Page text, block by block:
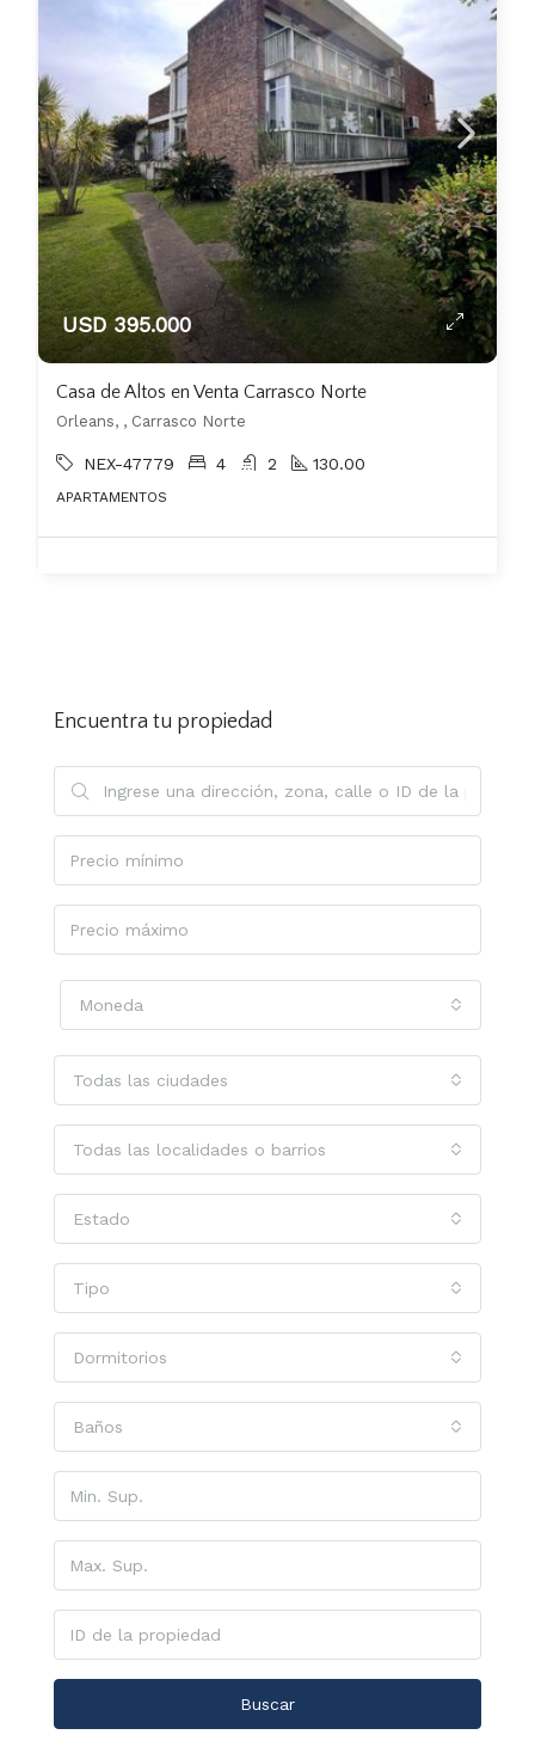
USD 395.000
Casa de Altos en Venta Carrasco Norte
Orleans, , Carrasco Norte
NEX-47779 4 2 130.00
APARTAMENTOS
Encuentra tu propiedad
Moneda
Todas las ciudades
Todas las localidades o barrios
Estado
Tipo
Dormitorios
Baños
Buscar